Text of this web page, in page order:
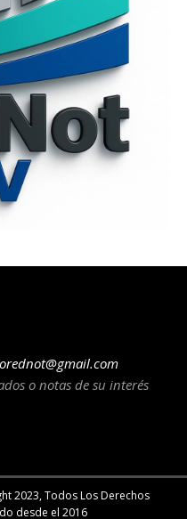
o notas de su interés
2023, Todos Los Derechos
desde el 2016